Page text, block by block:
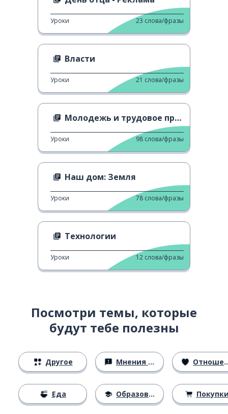
Уроки 23 слова/фразы
Власти
Уроки 21 слова/фразы
Молодежь и трудовое право
Уроки 98 слова/фразы
Наш дом: Земля
Уроки 78 слова/фразы
Технологии
Уроки 12 слова/фразы
Посмотри темы, которые
будут тебе полезны
Другое
Еда
Мнения и убеждения
Образование
Отношения